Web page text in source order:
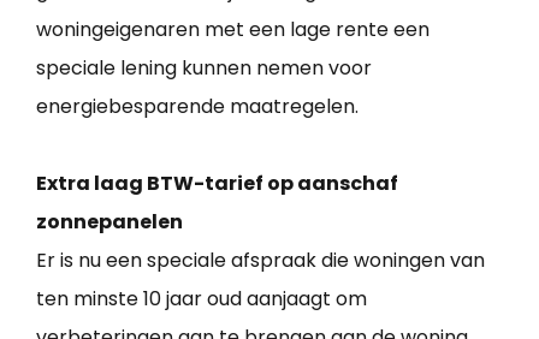
woningeigenaren met een lage rente een
speciale lening kunnen nemen voor
energiebesparende maatregelen.
Extra laag BTW-tarief op aanschaf
zonnepanelen
Er is nu een speciale afspraak die woningen van
ten minste 10 jaar oud aanjaagt om